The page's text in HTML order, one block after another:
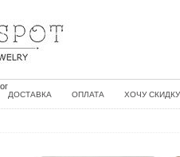
ДОСТАВКА ОПЛАТА ХОЧУ СКИДКУ